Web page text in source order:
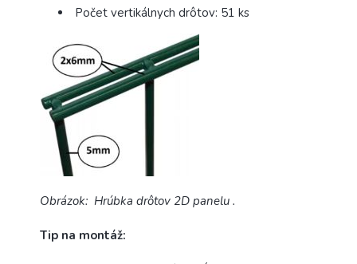
Počet vertikálnych drôtov: 51 ks
Obrázok: Hrúbka drôtov 2D panelu .
Tip na montáž: